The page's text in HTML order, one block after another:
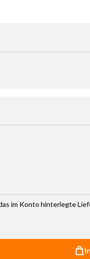
um die Anzahl
im Konto hinterlegte